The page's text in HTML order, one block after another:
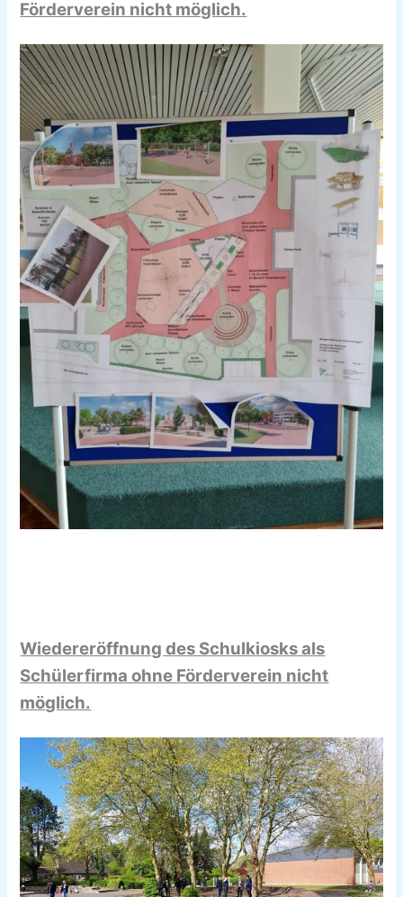
Förderverein nicht möglich.
Wiedereröffnung des Schulkiosks als
Schülerfirma ohne Förderverein nicht
möglich.